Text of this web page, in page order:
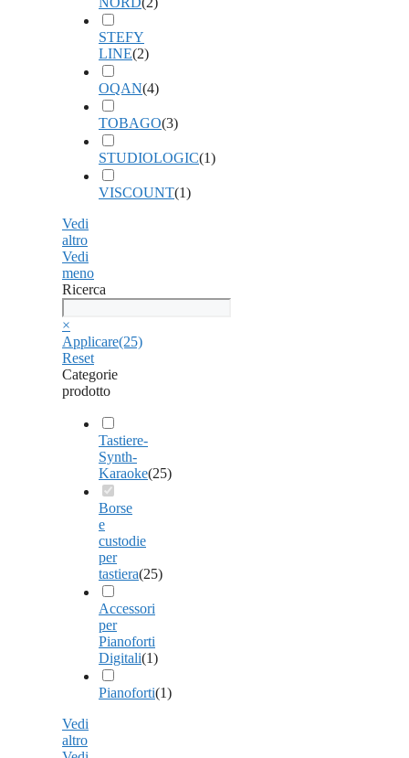
STEFY
LINE(2)
OQAN(4)
TOBAGO(3)
STUDIOLOGIC(1)
VISCOUNT(1)
Vedi
altro
Vedi
meno
Ricerca
Ricerca
×
Applicare(25)
Reset
Categorie
prodotto
Tastiere-
Synth-
Karaoke(25)
Borse
e
custodie
per
tastiera(25)
Accessori
per
Pianoforti
Digitali(1)
Pianoforti(1)
Vedi
altro